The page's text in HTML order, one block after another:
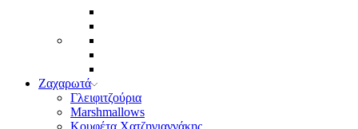
Ζαχαρωτά
Γλειφιτζούρια
Marshmallows
Κουφέτα Χατζηγιαννάκης